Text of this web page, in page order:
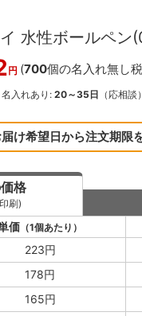
水性ボールペン
円 (700個の名入れ無し
入れあり: 20～35日 （応相
け希望日から注文期限
格
刷)
価 （1個あたり）
223円
178円
165円